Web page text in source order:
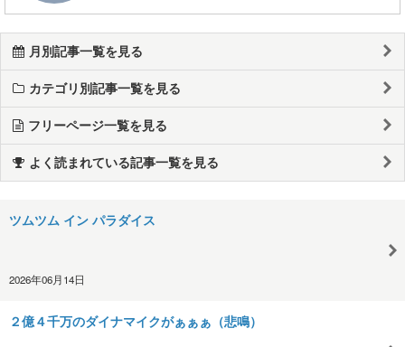
月別記事一覧を見る
カテゴリ別記事一覧を見る
フリーページ一覧を見る
よく読まれている記事一覧を見る
ツムツム イン パラダイス
2026年06月14日
２億４千万のダイナマイクがぁぁぁ（悲鳴）